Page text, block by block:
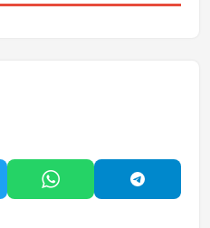
Paylaş
WhatsApp'ta Paylaş